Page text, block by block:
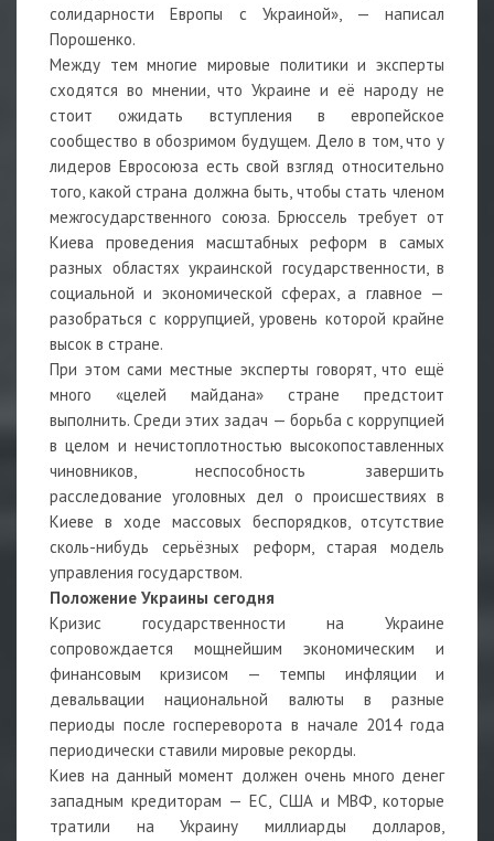
солидарности Европы с Украиной», — написал
Порошенко.
Между тем многие мировые политики и эксперты
сходятся во мнении, что Украине и её народу не
стоит ожидать вступления в европейское
сообщество в обозримом будущем. Дело в том, что у
лидеров Евросоюза есть свой взгляд относительно
того, какой страна должна быть, чтобы стать членом
межгосударственного союза. Брюссель требует от
Киева проведения масштабных реформ в самых
разных областях украинской государственности, в
социальной и экономической сферах, а главное —
разобраться с коррупцией, уровень которой крайне
высок в стране.
При этом сами местные эксперты говорят, что ещё
много «целей майдана» стране предстоит
выполнить. Среди этих задач — борьба с коррупцией
в целом и нечистоплотностью высокопоставленных
чиновников, неспособность завершить
расследование уголовных дел о происшествиях в
Киеве в ходе массовых беспорядков, отсутствие
сколь-нибудь серьёзных реформ, старая модель
управления государством.
Положение Украины сегодня
Кризис государственности на Украине
сопровождается мощнейшим экономическим и
финансовым кризисом — темпы инфляции и
девальвации национальной валюты в разные
периоды после госпереворота в начале 2014 года
периодически ставили мировые рекорды.
Киев на данный момент должен очень много денег
западным кредиторам — ЕС, США и МВФ, которые
тратили на Украину миллиарды долларов,